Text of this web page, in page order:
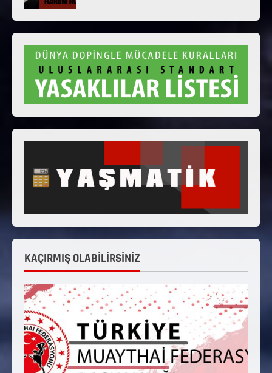
KAÇIRMIŞ OLABİLİRSİNİZ